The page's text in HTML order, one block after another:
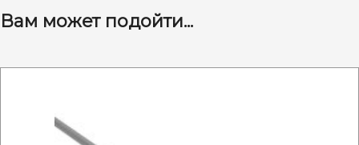
Вам может подойти...